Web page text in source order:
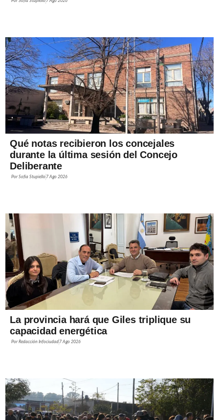
Qué notas recibieron los concejales
durante la última sesión del Concejo
Deliberante
PorSofía Stupiello 7 Ago 2026
La provincia hará que Giles triplique su
capacidad energética
PorRedacción Infociudad 7 Ago 2026